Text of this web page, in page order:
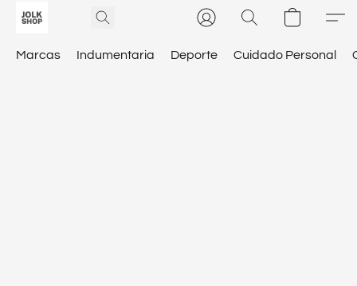
Marcas Indumentaria Deporte Cuidado Personal